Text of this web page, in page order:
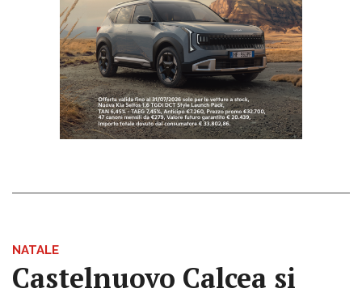
NATALE
Castelnuovo Calcea si